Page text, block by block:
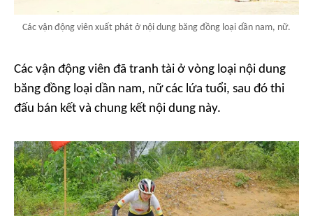
Các vận động viên xuất phát ở nội dung băng đồng loại dần nam, nữ.
Các vận động viên đã tranh tài ở vòng loại nội dung
băng đồng loại dần nam, nữ các lứa tuổi, sau đó thi
đấu bán kết và chung kết nội dung này.